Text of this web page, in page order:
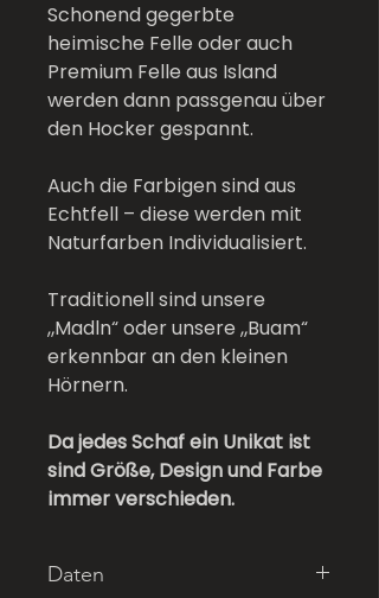
Schonend gegerbte
heimische Felle oder auch
Premium Felle aus Island
werden dann passgenau über
den Hocker gespannt.
Auch die Farbigen sind aus
Echtfell – diese werden mit
Naturfarben Individualisiert.
Traditionell sind unsere
„Madln“ oder unsere „Buam“
erkennbar an den kleinen
Hörnern.
Da jedes Schaf ein Unikat ist
sind Größe, Design und Farbe
immer verschieden.
Daten